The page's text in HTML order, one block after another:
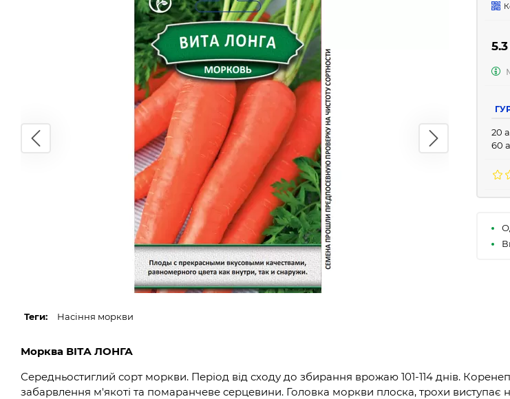
Теги: Насіння моркви
5.3
20
60
Морква ВІТА ЛОНГА
Середньостиглий сорт моркви. Період від сходу до збирання врожаю 101-114 днів.
забарвлення м'якоті та помаранчеве серцевини. Головка моркви плоска, трохи